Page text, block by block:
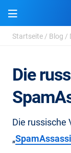
Startseite / Blog /
Die
Die russische
„